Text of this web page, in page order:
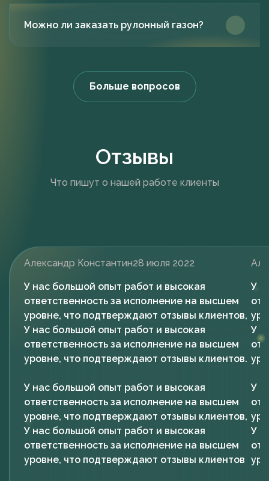
Можно ли заказать рулонный газон?
Больше вопросов
Отзывы
Что пишут о нашей работе клиенты
Александр Константин28 июля 2022
У нас большой опыт работ и высокая
ответственность за исполнение на высшем
уровне, что подтверждают отзывы клиентов,
У нас большой опыт работ и высокая
ответственность за исполнение на высшем
уровне, что подтверждают отзывы клиентов.
У нас большой опыт работ и высокая
ответственность за исполнение на высшем
уровне, что подтверждают отзывы клиентов,
У нас большой опыт работ и высокая
ответственность за исполнение на высшем
уровне, что подтверждают отзывы клиентов
У
У
У
У